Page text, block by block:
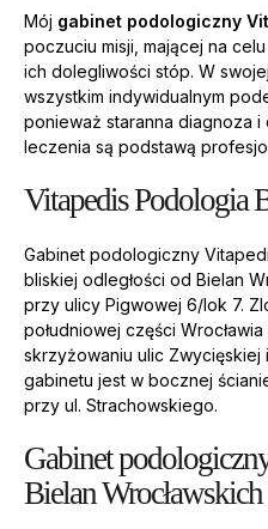
Mój gabinet podologiczny
poczuciu misji, mającej na
ich dolegliwości stóp. W
wszystkim indywidualnym
ponieważ staranna diagnoza
leczenia są podstawą
Vitapedis Podologia
Gabinet podologiczny
bliskiej odległości od Bielan
przy ulicy Pigwowej 6/lok 7.
południowej części Wrocławia
skrzyżowaniu ulic
gabinetu jest w bocznej
przy ul. Strachowskiego.
Gabinet
Bielan Wrocławskich